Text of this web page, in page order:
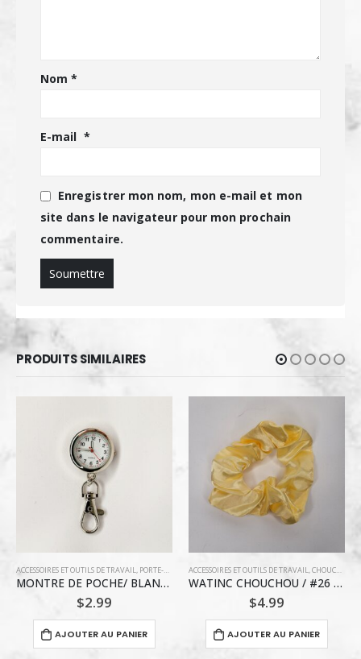
Nom*
E-mail *
Enregistrer mon nom, mon e-mail et mon
site dans le navigateur pour mon prochain
commentaire.
PRODUITS SIMILAIRES
ACCESSOIRES ET OUTILS DE TRAVAIL, CHOUCHOU COIFFURE
WATINC CHOUCHOU / #26 JAUNE TRES CLAIR VINTAGE
$4.99
AJOUTER AU PANIER
ACCESSOIRES ET OUTILS DE TRAVAIL,CHOUCHOU
WATINC CHOUCHOU / #31 VERT AMANDE
$4.99
AJOUTER AU PANIER